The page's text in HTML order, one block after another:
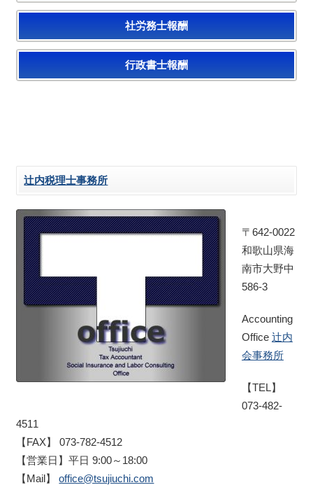
社労務士報酬
行政書士報酬
辻内税理士事務所
〒642-0022
和歌山県海
南市大野中
586-3
Accounting
Office 辻内
会事務所
【TEL】
073-482-
4511
【FAX】 073-782-4512
【営業日】平日 9:00～18:00
【Mail】office@tsujiuchi.com